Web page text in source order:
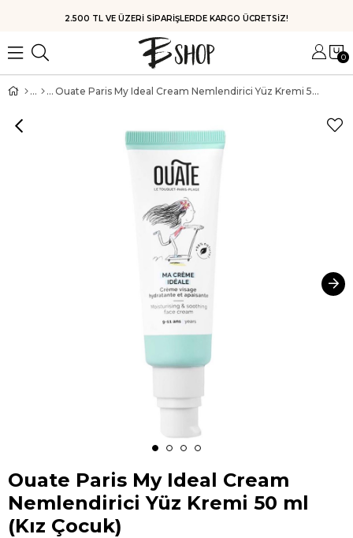
HIZLI KARGO
0
Ouate Paris My Ideal Cream Nemlendirici Yüz Kremi 50 ml (Kız Çocuk)
Ouate Paris My Ideal Cream
Nemlendirici Yüz Kremi 50 ml
(Kız Çocuk)